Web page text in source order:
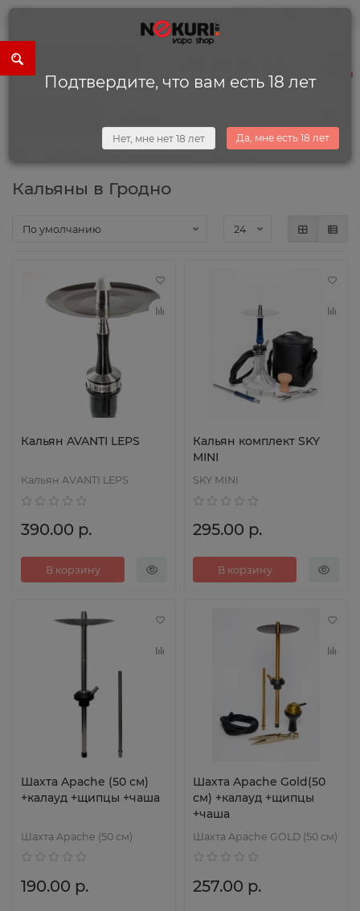
Кальяны в Гродно
Кальян AVANTI LEPS
Кальян AVANTI LEPS
390.00 р.
В корзину
Кальян комплект SKY
MINI
SKY MINI
295.00 р.
В корзину
Шахта Apache (50 см)
+калауд +щипцы +чаша
Шахта Apache (50 см)
190.00 р.
Шахта Apache Gold(50
см) +калауд +щипцы
+чаша
Шахта Apache GOLD (50 см)
257.00 р.
Подтвердите, что вам есть 18 лет
Нет, мне нет 18 лет Да, мне есть 18 лет